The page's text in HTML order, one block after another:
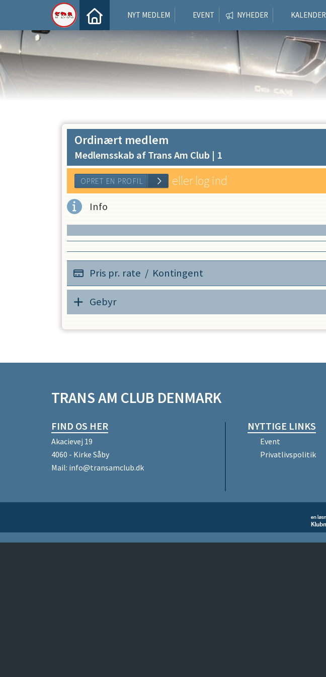
NYT MEDLEM EVENT NYHEDER KALENDER
Ordinært medlem
Medlemsskab af Trans Am Club | 1
OPRET EN PROFIL
eller log ind
Info
Pris pr. rate / Kontingent
Gebyr
TRANS AM CLUB DENMARK
FIND OS HER
Akacievej 19
4060 - Kirke Såby
Mail: info@transamclub.dk
NYTTIGE LINKS
Event
Privatlivspolitik